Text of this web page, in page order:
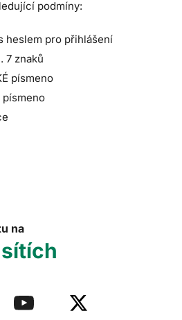
podmíny:
heslem pro přihlášení
7 znaků
písmeno
písmeno
na